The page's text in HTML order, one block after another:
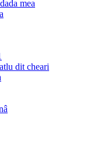
mea
dit cheari